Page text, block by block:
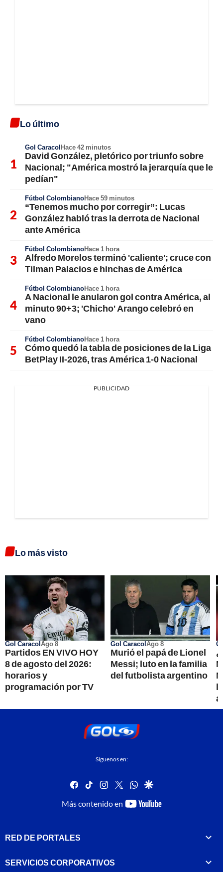
Lo último
Gol CaracolHace 42 minutos
David González, pletórico por triunfo sobre
Nacional; "América mostró la jerarquía que le
pedían"
Fútbol ColombianoHace 59 minutos
“Tenemos mucho por corregir”: Lucas
González habló tras la derrota de Nacional
ante América
Fútbol ColombianoHace 1 hora
Alfredo Morelos terminó 'caliente'; cruce con
Tilman Palacios e hinchas de América
Fútbol ColombianoHace 1 hora
A Nacional le anularon gol contra América, al
minuto 90+3; 'Chicho' Arango celebró en
vano
Fútbol ColombianoHace 1 hora
Cómo quedó la tabla de posiciones de la Liga
BetPlay II-2026, tras América 1-0 Nacional
PUBLICIDAD
Lo más visto
Gol CaracolAgo 8
Partidos EN VIVO HOY
8 de agosto del 2026:
horarios y
programación por TV
Gol CaracolAgo 8
Murió el papá de Lionel
Messi; luto en la familia
del futbolista argentino
Síguenos en:
facebook
tiktok instagram
twitterwhatsapp
google
Más contenido en
youtube-
RED DE PORTALES
SERVICIOS CORPORATIVOS